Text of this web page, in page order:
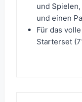
und
und einen
Für das
Starterset